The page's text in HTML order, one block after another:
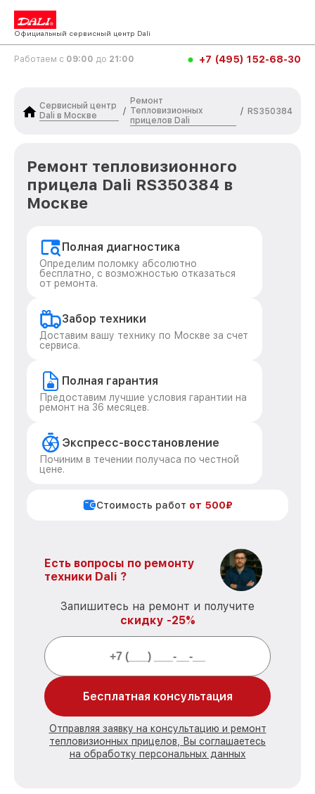
Официальный сервисный центр Dali
Работаем с 09:00 до 21:00 +7 (495) 152-68-30
Сервисный центр
Dali в Москве
/
Ремонт
Тепловизионных
прицелов Dali
/ RS350384
Ремонт тепловизионного
прицела Dali RS350384 в
Москве
Полная диагностика
Определим поломку абсолютно
бесплатно, с возможностью отказаться
от ремонта.
Забор техники
Доставим вашу технику по Москве за счет
сервиса.
Полная гарантия
Предоставим лучшие условия гарантии на
ремонт на 36 месяцев.
Экспресс-восстановление
Починим в течении получаса по честной
цене.
Стоимость работ от 500₽
Есть вопросы по ремонту
техники Dali ?
Запишитесь на ремонт и получите
скидку -25%
Бесплатная консультация
Отправляя заявку на консультацию и ремонт
тепловизионных прицелов, Вы соглашаетесь
на обработку персональных данных